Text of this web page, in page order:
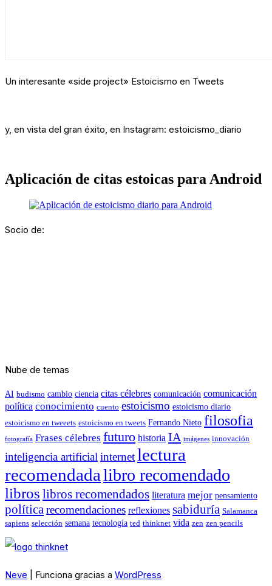
Un interesante «side project» Estoicismo en Tweets
y, en vista del gran éxito, en Instagram: estoicismo_diario
Aplicación de citas estoicas para Android
Socio de:
Nube de temas
AI budismo cambio ciencia citas célebres comunicación comunicación
política conocimiento cuento estoicismo estoicismo diario
estoicismo en tweeets estoicismo en tweets Fernando Nieto filosofia
fotografía Frases célebres futuro historia IA imágenes innovación
inteligencia artificial internetlectura
recomendadalibro recomendado
libros libros recomendados literatura mejor pensamiento
política recomendaciones reflexiones sabiduría Salamanca
sapiens selección semana tecnología ted thinknet vida zen zen pencils
Neve | Funciona gracias a WordPress